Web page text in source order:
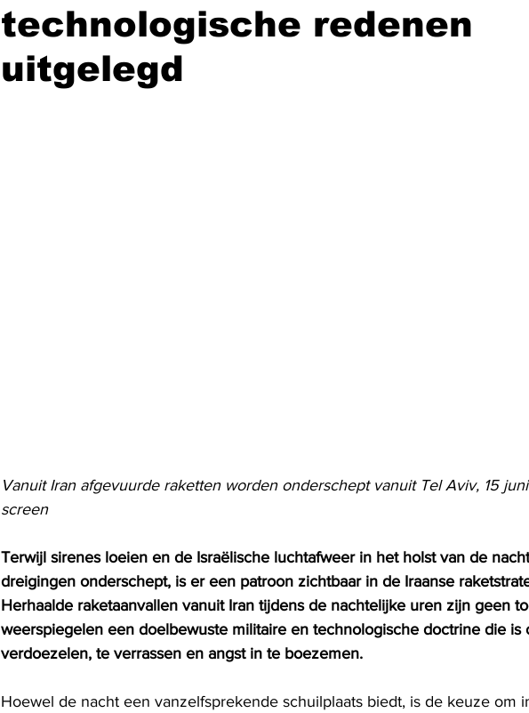
technologische redenen
uitgelegd
Vanuit Iran afgevuurde raketten worden onderschept vanuit Tel Aviv, 15
screen
Terwijl sirenes loeien en de Israëlische luchtafweer in het holst van de
dreigingen onderschept, is er een patroon zichtbaar in de Iraanse
Herhaalde raketaanvallen vanuit Iran tijdens de nachtelijke uren zijn geen
weerspiegelen een doelbewuste militaire en technologische doctrine die is
verdoezelen, te verrassen en angst in te boezemen.
Hoewel de nacht een vanzelfsprekende schuilplaats biedt, is de keuze om